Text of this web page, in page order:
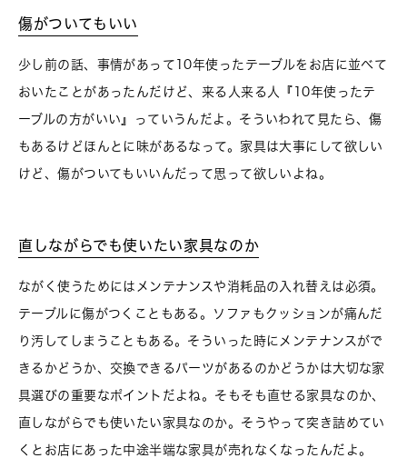
傷がついてもいい
少し前の話、事情があって10年使ったテーブルをお店に並べて
おいたことがあったんだけど、来る人来る人『10年使ったテ
ーブルの方がいい』っていうんだよ。そういわれて見たら、傷
もあるけどほんとに味があるなって。家具は大事にして欲しい
けど、傷がついてもいいんだって思って欲しいよね。
直しながらでも使いたい家具なのか
ながく使うためにはメンテナンスや消耗品の入れ替えは必須。
テーブルに傷がつくこともある。ソファもクッションが痛んだ
り汚してしまうこともある。そういった時にメンテナンスがで
きるかどうか、交換できるパーツがあるのかどうかは大切な家
具選びの重要なポイントだよね。そもそも直せる家具なのか、
直しながらでも使いたい家具なのか。そうやって突き詰めてい
くとお店にあった中途半端な家具が売れなくなったんだよ。